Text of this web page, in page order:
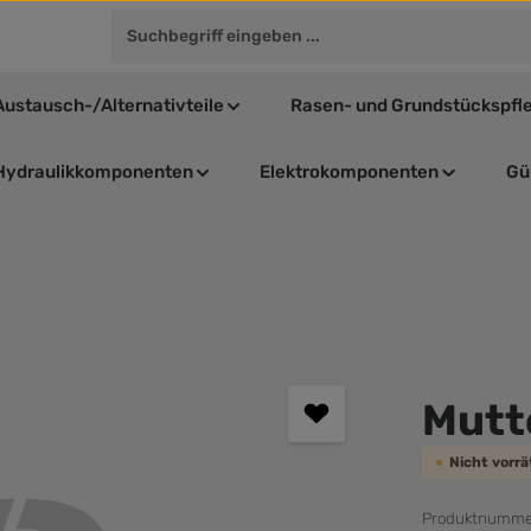
Alternativteile Rasen- und
Elektrokomponenten
Nicht